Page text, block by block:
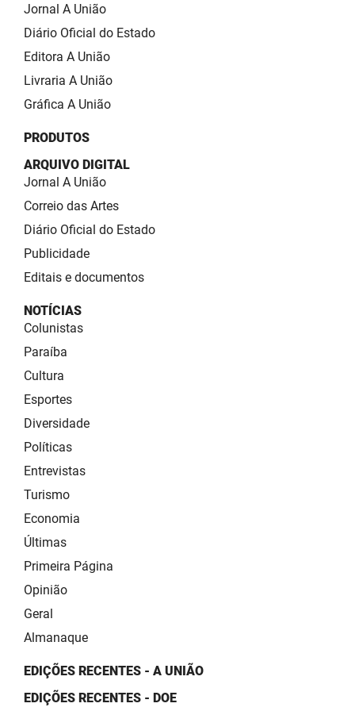
SUDEMA
SUPLAN
Jornal A União
Diário Oficial do Estado
Editora A União
Livraria A União
Gráfica A União
PRODUTOS
ARQUIVO DIGITAL
Jornal A União
Correio das Artes
Diário Oficial do Estado
Publicidade
Editais e documentos
NOTÍCIAS
Colunistas
Paraíba
Cultura
Esportes
Diversidade
Políticas
Entrevistas
Turismo
Economia
Últimas
Primeira Página
Opinião
Geral
Almanaque
EDIÇÕES RECENTES - A UNIÃO
EDIÇÕES RECENTES - DOE